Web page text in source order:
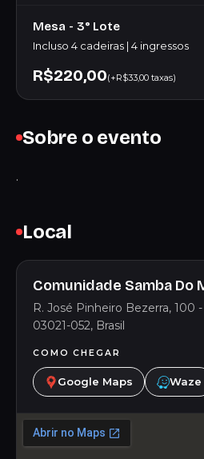
Sobre o evento
.
Local
Comunidade Samba Do
R. José Pinheiro Bezerra, 100
03021-052, Brasil
COMO CHEGAR
Google Maps Waze
Mesa - 3° Lote
Incluso 4 cadeiras | 4 ingressos
R$220,00(+R$33,00 taxas)